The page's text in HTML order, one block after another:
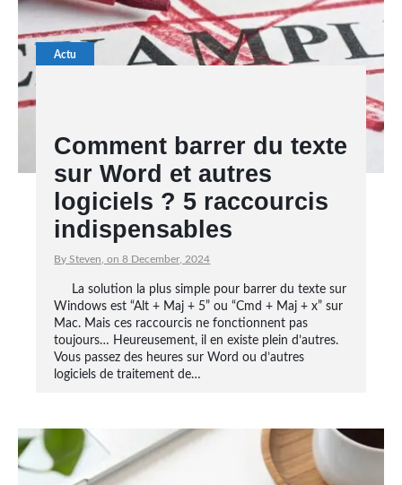
Actu
Comment barrer du texte
sur Word et autres
logiciels ? 5 raccourcis
indispensables
By Steven, on 8 December, 2024
La solution la plus simple pour barrer du texte sur
Windows est “Alt + Maj + 5” ou “Cmd + Maj + x” sur
Mac. Mais ces raccourcis ne fonctionnent pas
toujours… Heureusement, il en existe plein d’autres.
Vous passez des heures sur Word ou d’autres
logiciels de traitement de…